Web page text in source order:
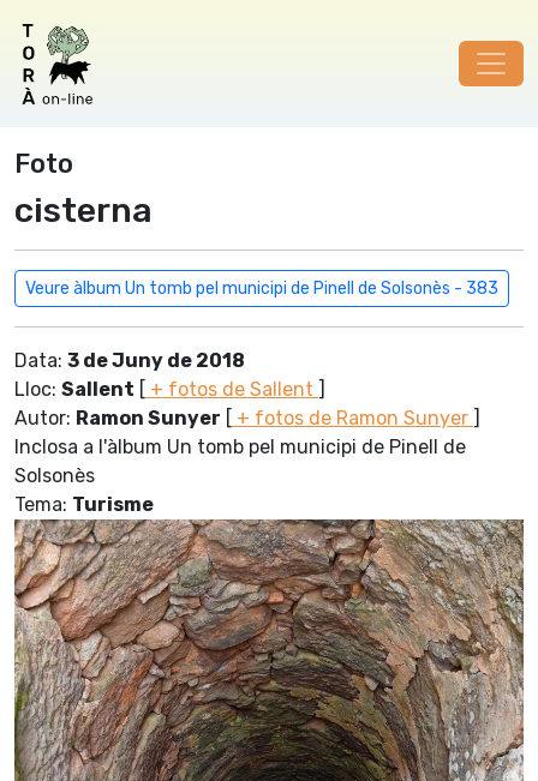
Foto
cisterna
Veure àlbum Un tomb pel municipi de Pinell de Solsonès - 383
Data: 3 de Juny de 2018
Lloc: Sallent [ + fotos de Sallent ]
Autor: Ramon Sunyer [ + fotos de Ramon Sunyer ]
Inclosa a l'àlbum Un tomb pel municipi de Pinell de
Solsonès
Tema: Turisme